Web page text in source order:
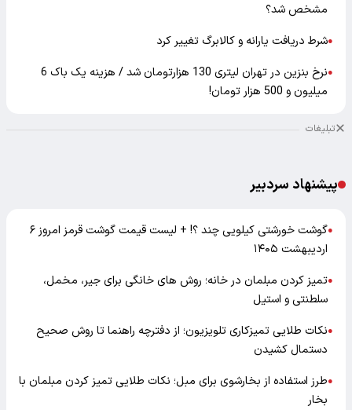
مشخص شد؟
●شرط دریافت یارانه و کالابرگ تغییر کرد
●
نرخ بنزین در تهران لیتری 130 هزارتومان شد / هزینه یک باک 6
میلیون و 500 هزار تومان!
تبلیغات
پیشنهاد سردبیر
●
گوشت خورشتی کیلویی چند ؟! + لیست قیمت گوشت قرمز امروز ۶
اردیبهشت ۱۴۰۵
●تمیز کردن مبلمان در خانه؛ روش های خانگی برای جیر، مخمل،
سلطنتی و استیل
●نکات طلایی تمیزکاری تلویزیون؛ از دفترچه راهنما تا روش صحیح
دستمال کشیدن
●طرز استفاده از بخارشوی برای مبل؛ نکات طلایی تمیز کردن مبلمان با
بخار